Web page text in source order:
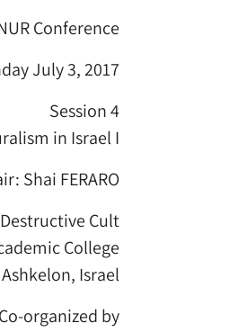
Conference
July 3, 2017
Session 4
in Israel I
Shai FERARO
Cult?
College,
Ashkelon, Israel
Co-organized by: